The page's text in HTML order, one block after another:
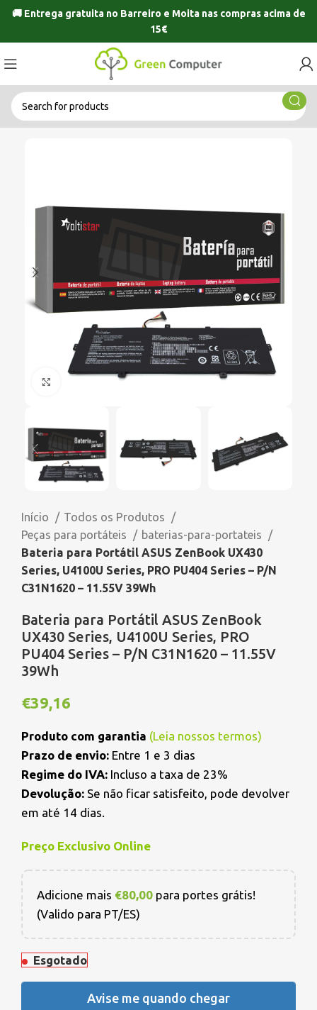
🚚 Entrega gratuita no Barreiro e Moitanas compras acima de
15€
Click to enlarge
Início
Todos os Produtos
Peças para portáteis
baterias-para-portateis
Bateria para Portátil ASUS ZenBook UX430
Series, U4100U Series, PRO PU404 Series – P/N
C31N1620 – 11.55V 39Wh
Bateria para Portátil ASUS ZenBook
UX430 Series, U4100U Series, PRO
PU404 Series – P/N C31N1620 – 11.55V
39Wh
€39,16
Produto com garantia (Leia nossos termos)
Prazo de envio: Entre 1 e 3 dias
Regime do IVA: Incluso a taxa de 23%
Devolução: Se não ficar satisfeito, pode devolver
em até 14 dias.
Preço Exclusivo Online
Adicione mais €80,00 para portes grátis!
(Valido para PT/ES)
Esgotado
Avise me quando chegar